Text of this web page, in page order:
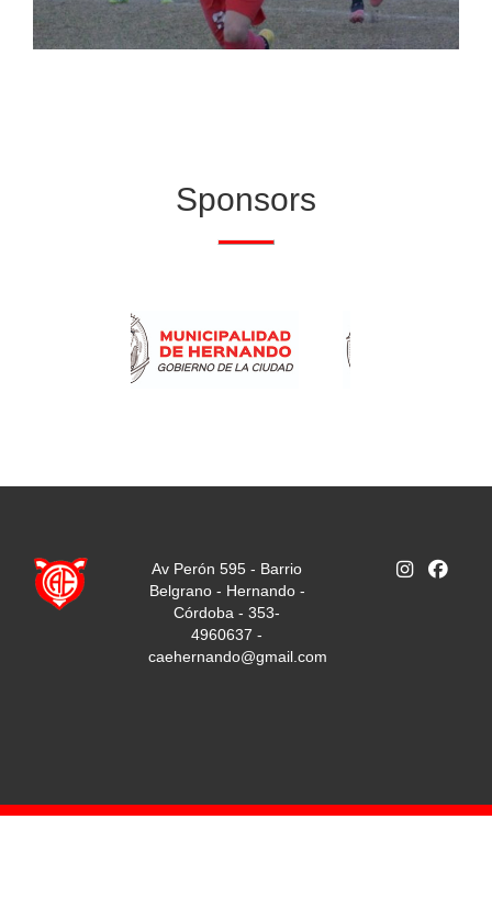
Sponsors
Av Perón 595 - Barrio
Belgrano - Hernando -
Córdoba - 353-
4960637 -
caehernando@gmail.com